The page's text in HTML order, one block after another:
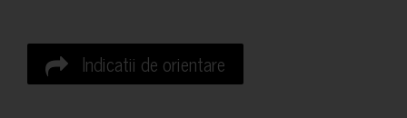
Indicatii de orientare